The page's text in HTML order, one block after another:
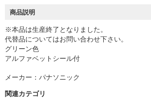
商品説明
※本品は生産終了となりました。
代替品についてはお問い合わせ下さい。
グリーン色
アルファベットシール付
メーカー：パナソニック
関連カテゴリ